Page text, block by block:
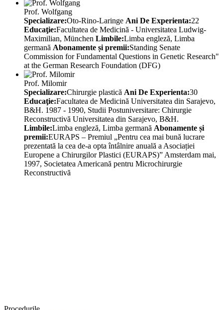
Prof. Wolfgang
Specializare:Oto-Rino-Laringe Ani De Experienta:22
Educaţie:Facultatea de Medicină - Universitatea Ludwig-
Maximilian, München Limbile:Limba engleză, Limba
germană Abonamente și premii:Standing Senate
Commission for Fundamental Questions in Genetic Research"
at the German Research Foundation (DFG)
Prof. Milomir
Specializare:Chirurgie plastică Ani De Experienta:30
Educaţie:Facultatea de Medicină Universitatea din Sarajevo,
B&H. 1987 - 1990, Studii Postuniversitare: Chirurgie
Reconstructivă Universitatea din Sarajevo, B&H.
Limbile:Limba engleză, Limba germană Abonamente și
premii:EURAPS – Premiul „Pentru cea mai bună lucrare
prezentată la cea de-a opta întâlnire anuală a Asociației
Europene a Chirurgilor Plastici (EURAPS)” Amsterdam mai,
1997, Societatea Americană pentru Microchirurgie
Reconstructivă